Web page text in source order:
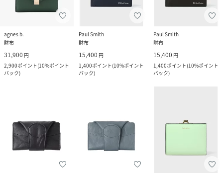
agnes b.
財布
31,900 円
2,900ポイント(10%ポイント
バック)
Paul Smith
財布
15,400 円
1,400ポイント(10%ポイント
バック)
Paul Smith
財布
15,400 円
1,400ポイント(10%ポイント
バック)